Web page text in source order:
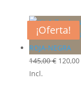
¡Oferta!
145,00€ El
120,00
Incl.
¡Oferta!
¡Oferta!
¡Oferta!